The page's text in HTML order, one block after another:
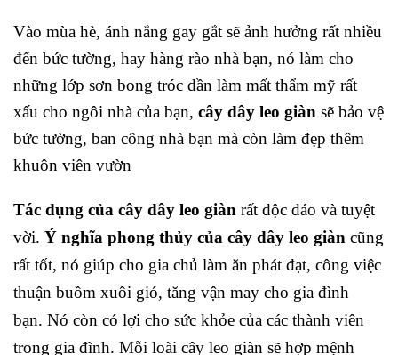
Vào mùa hè, ánh nắng gay gắt sẽ ảnh hưởng rất nhiều
đến bức tường, hay hàng rào nhà bạn, nó làm cho
những lớp sơn bong tróc dần làm mất thẩm mỹ rất
xấu cho ngôi nhà của bạn, cây dây leo giàn sẽ bảo vệ
bức tường, ban công nhà bạn mà còn làm đẹp thêm
khuôn viên vườn
Tác dụng của cây dây leo giàn rất độc đáo và tuyệt
vời. Ý nghĩa phong thủy của cây dây leo giàn cũng
rất tốt, nó giúp cho gia chủ làm ăn phát đạt, công việc
thuận buồm xuôi gió, tăng vận may cho gia đình
bạn. Nó còn có lợi cho sức khỏe của các thành viên
trong gia đình. Mỗi loài cây leo giàn sẽ hợp mệnh